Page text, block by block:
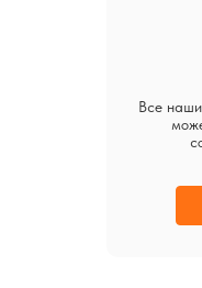
Все